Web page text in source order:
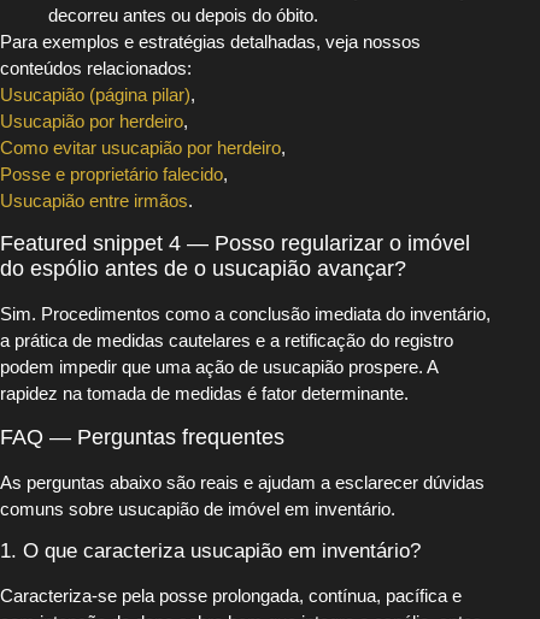
decorreu antes ou depois do óbito.
Para exemplos e estratégias detalhadas, veja nossos
conteúdos relacionados:
Usucapião (página pilar),
Usucapião por herdeiro,
Como evitar usucapião por herdeiro,
Posse e proprietário falecido,
Usucapião entre irmãos.
Featured snippet 4 — Posso regularizar o imóvel
do espólio antes de o usucapião avançar?
Sim. Procedimentos como a conclusão imediata do inventário,
a prática de medidas cautelares e a retificação do registro
podem impedir que uma ação de usucapião prospere. A
rapidez na tomada de medidas é fator determinante.
FAQ — Perguntas frequentes
As perguntas abaixo são reais e ajudam a esclarecer dúvidas
comuns sobre usucapião de imóvel em inventário.
1. O que caracteriza usucapião em inventário?
Caracteriza-se pela posse prolongada, contínua, pacífica e